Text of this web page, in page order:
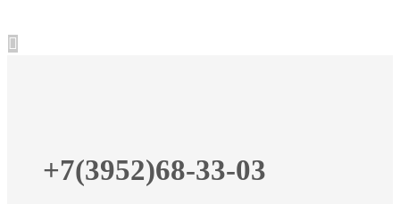
+7(3952)68-33-03